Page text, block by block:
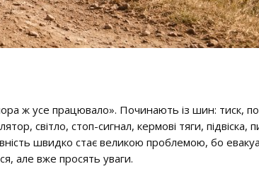
ж усе працювало». Починають із шин: тиск,
світло, стоп-сигнал, кермові тяги, підвіска,
швидко стає великою проблемою, бо
але вже просять уваги.